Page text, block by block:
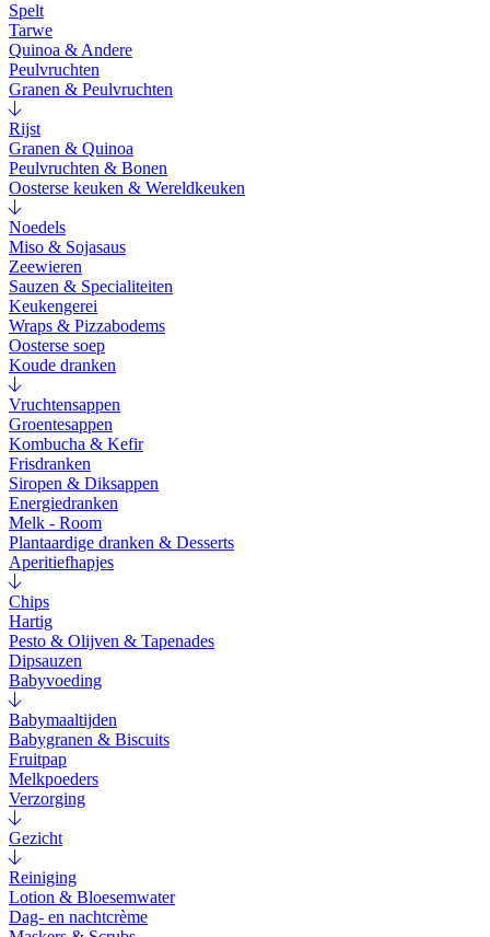
Spelt
Tarwe
Quinoa & Andere
Peulvruchten
Granen & Peulvruchten
Rijst
Granen & Quinoa
Peulvruchten & Bonen
Oosterse keuken & Wereldkeuken
Noedels
Miso & Sojasaus
Zeewieren
Sauzen & Specialiteiten
Keukengerei
Wraps & Pizzabodems
Oosterse soep
Koude dranken
Vruchtensappen
Groentesappen
Kombucha & Kefir
Frisdranken
Siropen & Diksappen
Energiedranken
Melk - Room
Plantaardige dranken & Desserts
Aperitiefhapjes
Chips
Hartig
Pesto & Olijven & Tapenades
Dipsauzen
Babyvoeding
Babymaaltijden
Babygranen & Biscuits
Fruitpap
Melkpoeders
Verzorging
Gezicht
Reiniging
Lotion & Bloesemwater
Dag- en nachtcrème